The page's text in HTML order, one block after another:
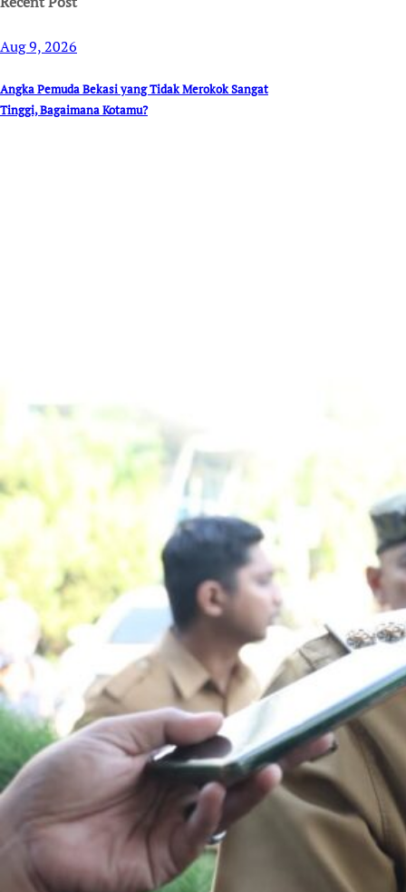
Aug 9, 2026
Angka Pemuda Bekasi yang Tidak Merokok Sangat
Tinggi, Bagaimana Kotamu?